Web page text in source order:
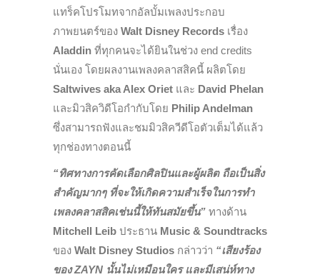
แทร็คโปรโมทจากอัลบั้มเพลงประกอบ
ภาพยนตร์ของ Walt Disney Records เรื่อง
Aladdin ที่ทุกคนจะได้ยินในช่วง end credits
นั่นเอง โดยผลงานเพลงคลาสสิคนี้ ผลิตโดย
Saltwives aka Alex Oriet และ David Phelan
และมิวสิควิดีโอกำกับโดย Philip Andelman
ซึ่งสามารถฟังและชมมิวสิควีดีโอตัวเต็มได้แล้ว
ทุกช่องทางตอนนี้
“ทิศทางการคัดเลือกศิลปินและผู้ผลิต ถือเป็นสิ่ง
สำคัญมากๆ ที่จะให้เกิดความสำเร็จในการทำ
เพลงคลาสสิคเช่นนี้ให้ทันสมัยขึ้น” ทางด้าน
Mitchell Leib ประธาน Music & Soundtracks
ของ Walt Disney Studios กล่าวว่า “เสียงร้อง
ของZAYN นั้นไม่เหมือนใคร และมีเสน่ห์ทาง